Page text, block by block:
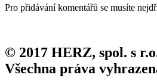
Pro přidávání komentářů se musíte
© 2017 HERZ, spol. s
Všechna práva